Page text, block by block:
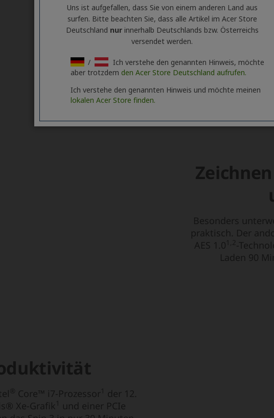
Uns ist aufgefallen, dass Sie von einem anderen Land aus
surfen. Bitte beachten Sie, dass alle Artikel im Acer Store
Deutschland nurinnerhalb Deutschlands bzw. Österreichs
versendet werden.
/
Ich verstehe den genannten Hinweis, möchte
aber trotzdem den Acer Store Deutschland aufrufen.
Ich verstehe den genannten Hinweis und möchte meinen
lokalen Acer Store finden.